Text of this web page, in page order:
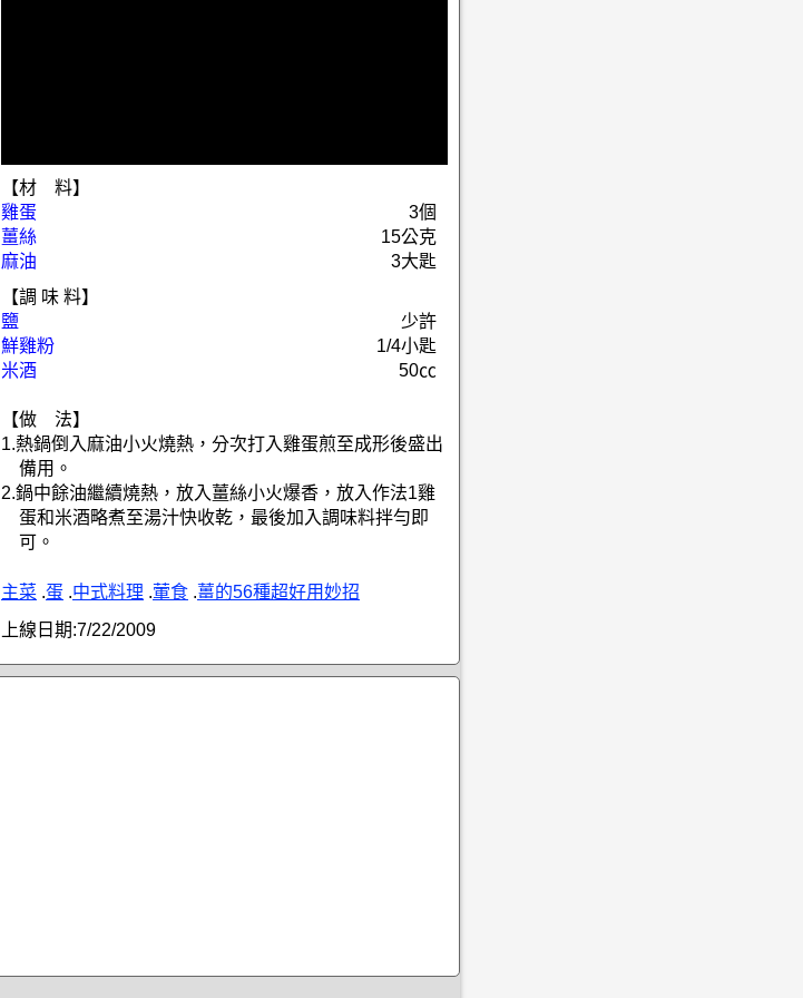
【材 料】
雞蛋
3個
薑絲
15公克
麻油
3大匙
【調 味 料】
鹽
少許
鮮雞粉
1/4小匙
米酒
50㏄
【做 法】
1.熱鍋倒入麻油小火燒熱，分次打入雞蛋煎至成形後盛出
備用。
2.鍋中餘油繼續燒熱，放入薑絲小火爆香，放入作法1雞
蛋和米酒略煮至湯汁快收乾，最後加入調味料拌勻即
可。
主菜 .蛋 .中式料理 .葷食 .薑的56種超好用妙招
上線日期:7/22/2009